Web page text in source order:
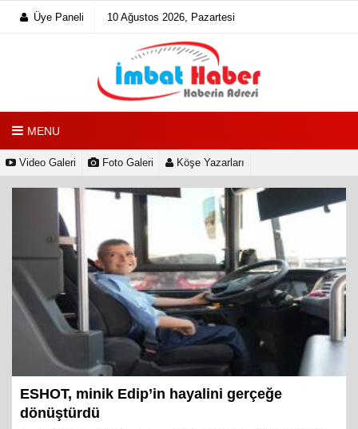
Üye Paneli 10 Ağustos 2026, Pazartesi
MENU
Video Galeri Foto Galeri Köşe Yazarları
ESHOT, minik Edip’in hayalini gerçeğe
dönüştürdü